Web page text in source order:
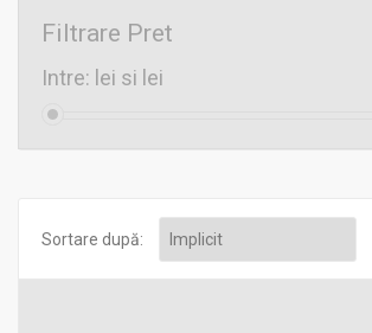
Filtrare Pret
Intre: lei si lei
Sortare după: